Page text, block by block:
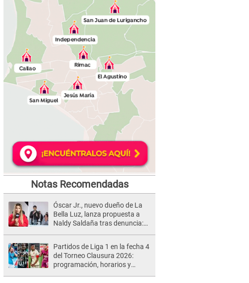
Notas Recomendadas
Óscar Jr., nuevo dueño de La
Bella Luz, lanza propuesta a
Naldy Saldaña tras denuncia:
Partidos de Liga 1 en la fecha 4
del Torneo Clausura 2026:
programación, horarios y